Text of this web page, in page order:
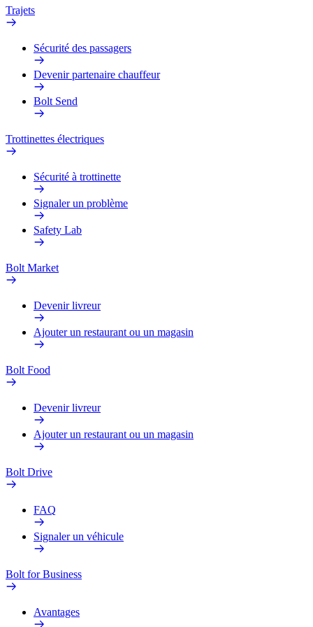
Trajets
Sécurité des passagers
Devenir partenaire chauffeur
Bolt Send
Trottinettes électriques
Sécurité à trottinette
Signaler un problème
Safety Lab
Bolt Market
Devenir livreur
Ajouter un restaurant ou un magasin
Bolt Food
Devenir livreur
Ajouter un restaurant ou un magasin
Bolt Drive
FAQ
Signaler un véhicule
Bolt for Business
Avantages